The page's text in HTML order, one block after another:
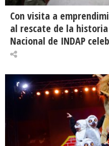
Con visita a
al rescate de la
Nacional de INDAP